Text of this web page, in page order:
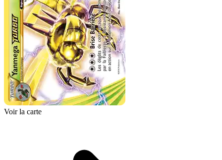
Voir la carte